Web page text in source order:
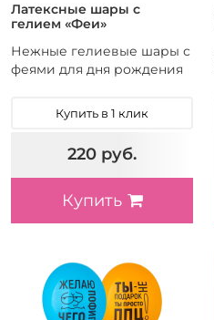
Латексные шары с
гелием «Феи»
Нежные гелиевые шары с
феями для дня рождения
Купить в 1 клик
220 руб.
Купить